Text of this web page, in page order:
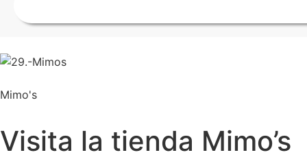
Mimo's
Visita la tienda Mimo’s